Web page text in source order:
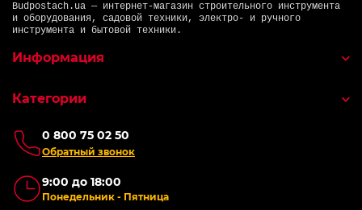
Budpostach.ua — интернет-магазин строительного инструмента
и оборудования, садовой техники, электро- и ручного
инструмента и бытовой техники.
0 800 75 02 50
Обратный звонок
9:00 до 18:00
Понедельник - Пятница
Информация
Категории